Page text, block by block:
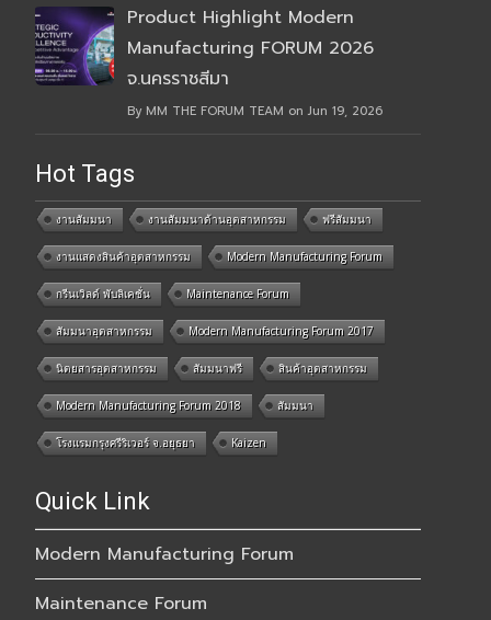
Product Highlight Modern
Manufacturing FORUM 2026
จ.นครราชสีมา
By MM THE FORUM TEAM on Jun 19, 2026
Hot Tags
งานสัมมนา งานสัมมนาด้านอุตสาหกรรม ฟรีสัมมนา
งานแสดงสินค้าอุตสาหกรรม Modern Manufacturing Forum
กรีนเวิลด์ พับลิเคชั่น Maintenance Forum
สัมมนาอุตสาหกรรม Modern Manufacturing Forum 2017
นิตยสารอุตสาหกรรม สัมมนาฟรี สินค้าอุตสาหกรรม
Modern Manufacturing Forum 2018 สัมมนา
โรงแรมกรุงศรีริเวอร์ จ.อยุธยา Kaizen
Quick Link
Modern Manufacturing Forum
Maintenance Forum